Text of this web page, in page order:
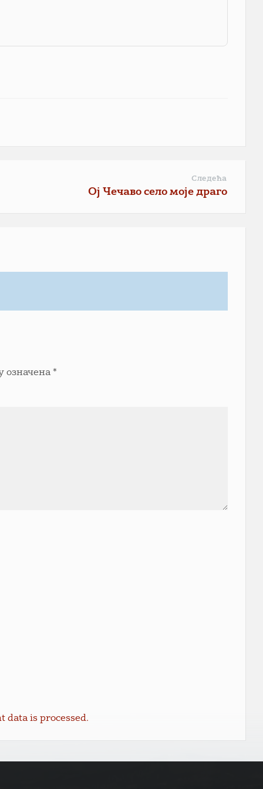
Следећа
Ој Чечаво село моје драго
означена*
data is processed.